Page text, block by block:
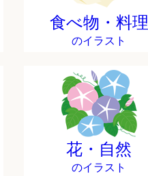
食べ物・料理
のイラスト
花・自然
のイラスト